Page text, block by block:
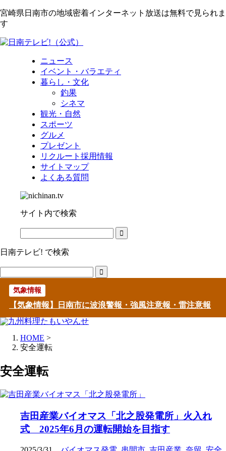
宮崎県日南市の地域密着インターネット放送は無料で見られま
す
ニュース
イベント・バラエティ
暮らし・文化
釣果
シネマ
観光・自然
スポーツ
グルメ
プレゼント
リクルート採用情報
サイトマップ
よくある質問
サイト内で検索
日南テレビ! で検索
気象情報
【気象情報】日南市に波浪警報・強風注意報・雷注意報
HOME >
安全運転
安全運転
吉田産業バイオマス「北之股発電所」火入れ
式 2025年6月の運転開始を目指す